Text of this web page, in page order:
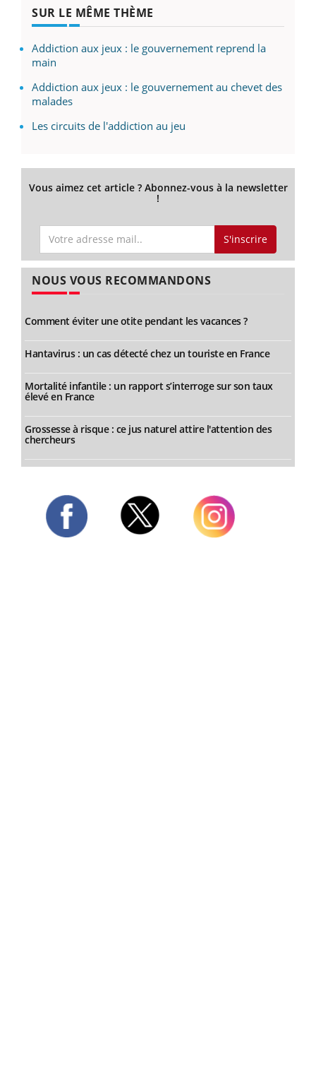
SUR LE MÊME THÈME
Addiction aux jeux : le gouvernement reprend la
main
Addiction aux jeux : le gouvernement au chevet des
malades
Les circuits de l'addiction au jeu
Vous aimez cet article ? Abonnez-vous à la newsletter
!
S'inscrire
NOUS VOUS RECOMMANDONS
Comment éviter une otite pendant les vacances ?
Hantavirus : un cas détecté chez un touriste en France
Mortalité infantile : un rapport s’interroge sur son taux
élevé en France
Grossesse à risque : ce jus naturel attire l'attention des
chercheurs